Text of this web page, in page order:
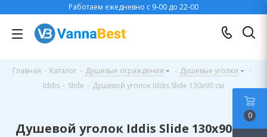
Работаем ежедневно с 9-00 до 22-00
Главная - Каталог - Душевые ограждения - Душевые уголки
-
Iddis - Slide - Душевой уголок Iddis Slide 130x90 см
Душевой уголок Iddis Slide 130x90 см
0